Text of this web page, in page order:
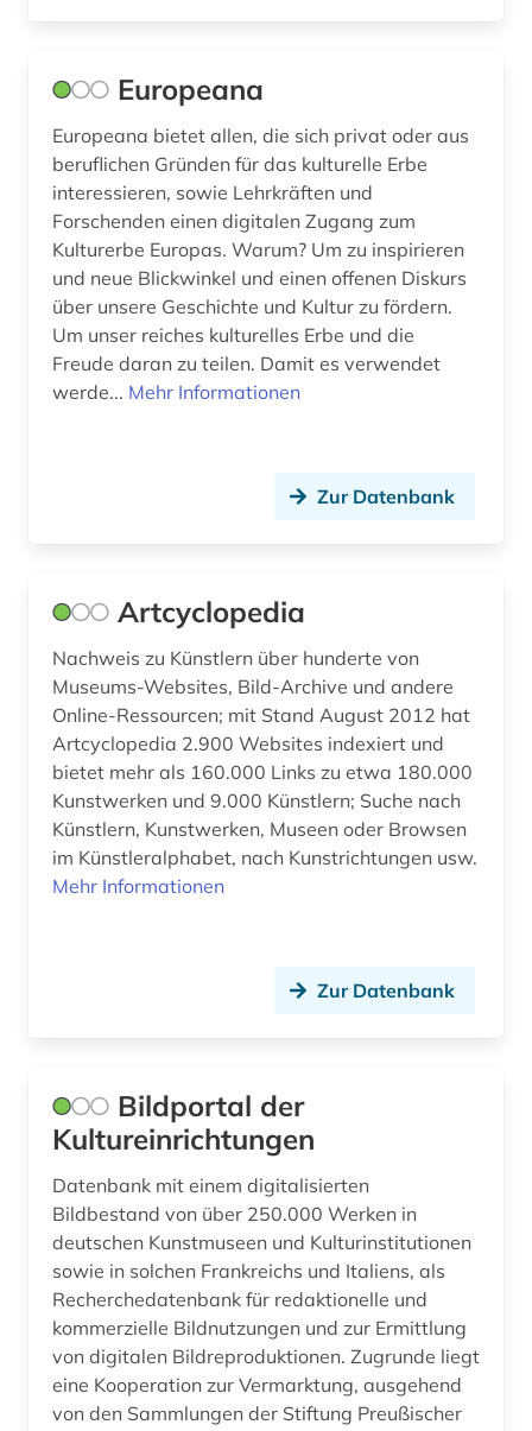
tonaufnahme (1)
ungarn (1)
usa (1)
verein (1)
vermarktung (1)
verzeichnis (4)
öffentliche stiftung (1)
östergötland (1)
österreich (2)
Europeana
Europeana bietet allen, die sich privat oder aus
beruflichen Gründen für das kulturelle Erbe
interessieren, sowie Lehrkräften und
Forschenden einen digitalen Zugang zum
Kulturerbe Europas. Warum? Um zu inspirieren
und neue Blickwinkel und einen offenen Diskurs
über unsere Geschichte und Kultur zu fördern.
Um unser reiches kulturelles Erbe und die
Freude daran zu teilen. Damit es verwendet
werde... Mehr Informationen
Zur Datenbank
Artcyclopedia
Nachweis zu Künstlern über hunderte von
Museums-Websites, Bild-Archive und andere
Online-Ressourcen; mit Stand August 2012 hat
Artcyclopedia 2.900 Websites indexiert und
bietet mehr als 160.000 Links zu etwa 180.000
Kunstwerken und 9.000 Künstlern; Suche nach
Künstlern, Kunstwerken, Museen oder Browsen
im Künstleralphabet, nach Kunstrichtungen usw.
Mehr Informationen
Zur Datenbank
Bildportal der
Kultureinrichtungen
Datenbank mit einem digitalisierten
Bildbestand von über 250.000 Werken in
deutschen Kunstmuseen und Kulturinstitutionen
sowie in solchen Frankreichs und Italiens, als
Recherchedatenbank für redaktionelle und
kommerzielle Bildnutzungen und zur Ermittlung
von digitalen Bildreproduktionen. Zugrunde liegt
eine Kooperation zur Vermarktung, ausgehend
von den Sammlungen der Stiftung Preußischer